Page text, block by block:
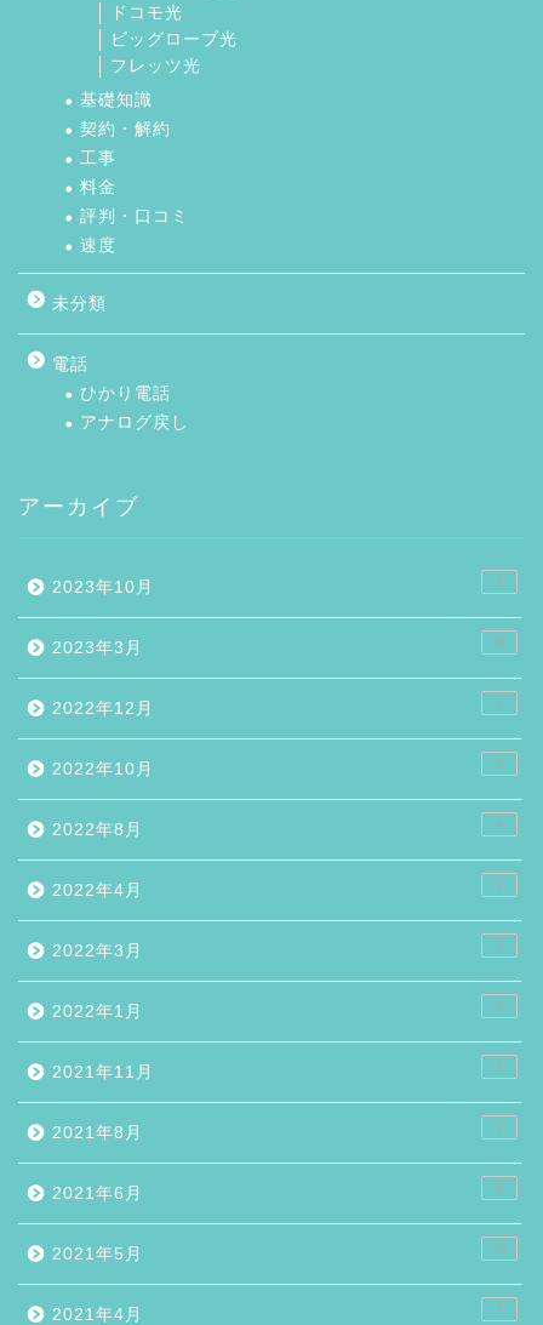
ドコモ光
ビッグローブ光
フレッツ光
基礎知識
契約・解約
工事
料金
評判・口コミ
速度
未分類
電話
ひかり電話
アナログ戻し
アーカイブ
2023年10月 1
2023年3月 11
2022年12月 4
2022年10月 3
2022年8月 4
2022年4月 2
2022年3月 3
2022年1月 2
2021年11月 2
2021年8月 2
2021年6月 5
2021年5月 10
2021年4月 7